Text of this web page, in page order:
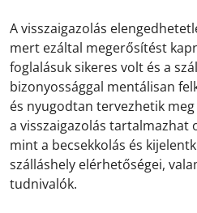
A visszaigazolás
mert ezáltal megerősítést
foglalásuk sikeres volt és a
bizonyossággal mentálisan
és nyugodtan tervezhetik
a visszaigazolás tartalmazhat
mint a becsekkolás és
szálláshely elérhetőségei,
tudnivalók.